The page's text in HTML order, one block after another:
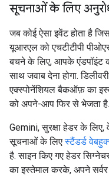
सूचनाओं के लिए
जब कोई ऐसा इवेंट होता है
यूआरएल को एचटीटीपी
बचने के लिए, आपके
साथ जवाब देना होगा.
एक्स्पोनेंशियल बैकऑफ़ का
को अपने-आप फिर से भेजता है.
Gemini, सुरक्षा हेडर के लिए,
सूचनाओं के लिएस्टैंडर्ड
है. साइन किए गए हेडर
का इस्तेमाल करके, अपने सर्वर